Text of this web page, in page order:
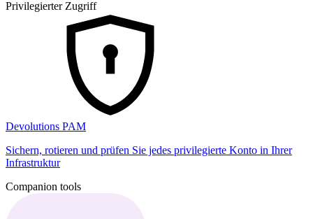
Privilegierter Zugriff
Devolutions PAM
Sichern, rotieren und prüfen Sie jedes privilegierte Konto in Ihrer
Infrastruktur
Companion tools